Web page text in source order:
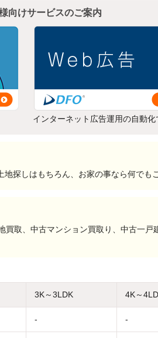
向けサービスのご案内
インターネット広告運用の自動化
探しはもちろん、お家の事なら何でも
取、中古マンション買取り、中古一戸
3K～3LDK 4K～
- -